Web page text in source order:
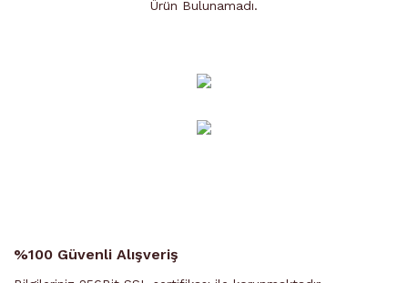
Ürün Bulunamadı.
Ürün Bulunamadı.
%100 Güvenli Alışveriş